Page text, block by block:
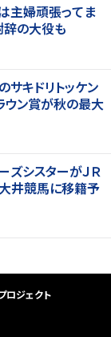
は主婦頑張ってま
の大役も
サキドリトッケン
ウン賞が秋の最大
ズシスターがＪＲ
井競馬に移籍予
ロジェクト